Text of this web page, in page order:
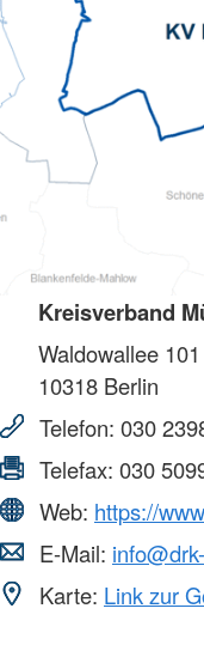
Kreisverband
Waldowallee 101
10318 Berlin
Telefon: 030
Telefax: 030
Web: https://
E-Mail:
Karte: Link zur